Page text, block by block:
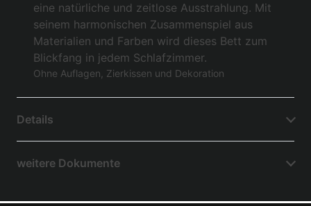
eine natürliche und zeitlose Ausstrahlung. Mit
seinem harmonischen Zusammenspiel aus
Materialien und Farben wird dieses Bett zum
Blickfang in jedem Schlafzimmer.
Ohne Auflagen, Zierkissen und Dekoration
Details
weitere Dokumente